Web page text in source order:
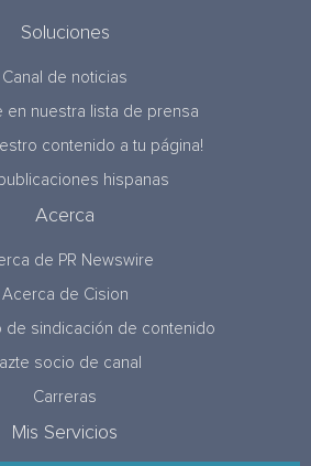
Soluciones
Canal de noticias
en nuestra lista de prensa
contenido a tu página!
hispanas
Acerca
de PR Newswire
Acerca de Cision
de sindicación de contenido
socio de canal
Carreras
Mis Servicios